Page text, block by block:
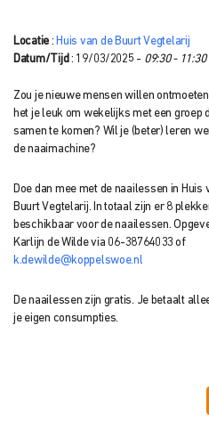
Locatie : Huis van de Buurt Vegtelarij
Datum/Tijd : 19/03/2025 - 09:30 - 11:30
Zou je nieuwe mensen willen
het je leuk om wekelijks met een groep
samen te komen? Wil je (beter) leren
de naaimachine?
Doe dan mee met de naailessen in Huis
Buurt Vegtelarij. In totaal zijn er 8
beschikbaar voor de naailessen.
Karlijn de Wilde via 06-38764033 of
k.dewilde@koppelswoe.nl
De naailessen zijn gratis. Je betaalt
je eigen consumpties.